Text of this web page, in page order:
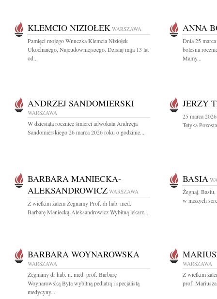
KLEMCIO NIZIOŁEK WARSZAWA
Pamięci mojego Wnuczka Klemcia Niziołek
Ukochanego, Najcudowniejszego. Dzisiaj mija 13 lat
od...
ANNA
Dnia 25
bolesna
Mamy...
ANDRZEJ SANDOMIERSKI
WARSZAWA
W dziesiątą rocznicę śmierci adwokata Andrzeja
Sandomierskiego 26 marca 2026 roku o godzinie...
JERZY
25 marca
Tetyka
BARBARA MANIECKA-
ALEKSANDROWICZ WARSZAWA
Z wielkim żalem Żegnamy Prof. dr hab. med.
Barbarę Maniecką-Aleksandrowicz Wybitną lekarz...
BASIA
Żegnaj, Basiu,
w naszych
BARBARA WOYNAROWSKA
WARSZAWA
Żegnamy dr hab. n. med. prof. Barbarę
Woynarowską Była wybitną pediatrą i specjalistą
medycyny...
WARSZAWA
Z wielkim
prof.